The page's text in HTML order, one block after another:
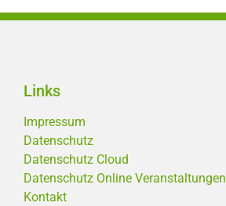
Links
Impressum
Datenschutz
Datenschutz Cloud
Datenschutz Online Veranstaltungen
Kontakt